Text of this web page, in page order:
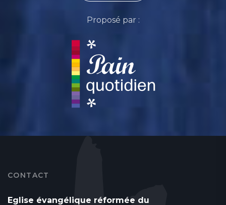
Proposé par :
CONTACT
Eglise évangélique réformée du